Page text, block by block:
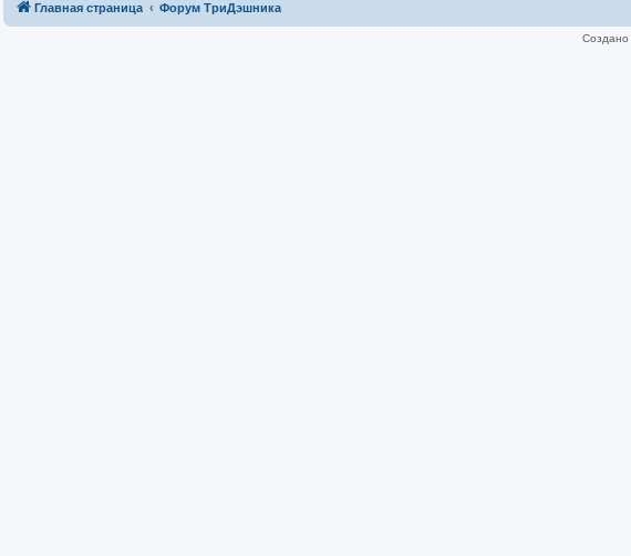
Главная страница Форум ТриДэшника
Создано